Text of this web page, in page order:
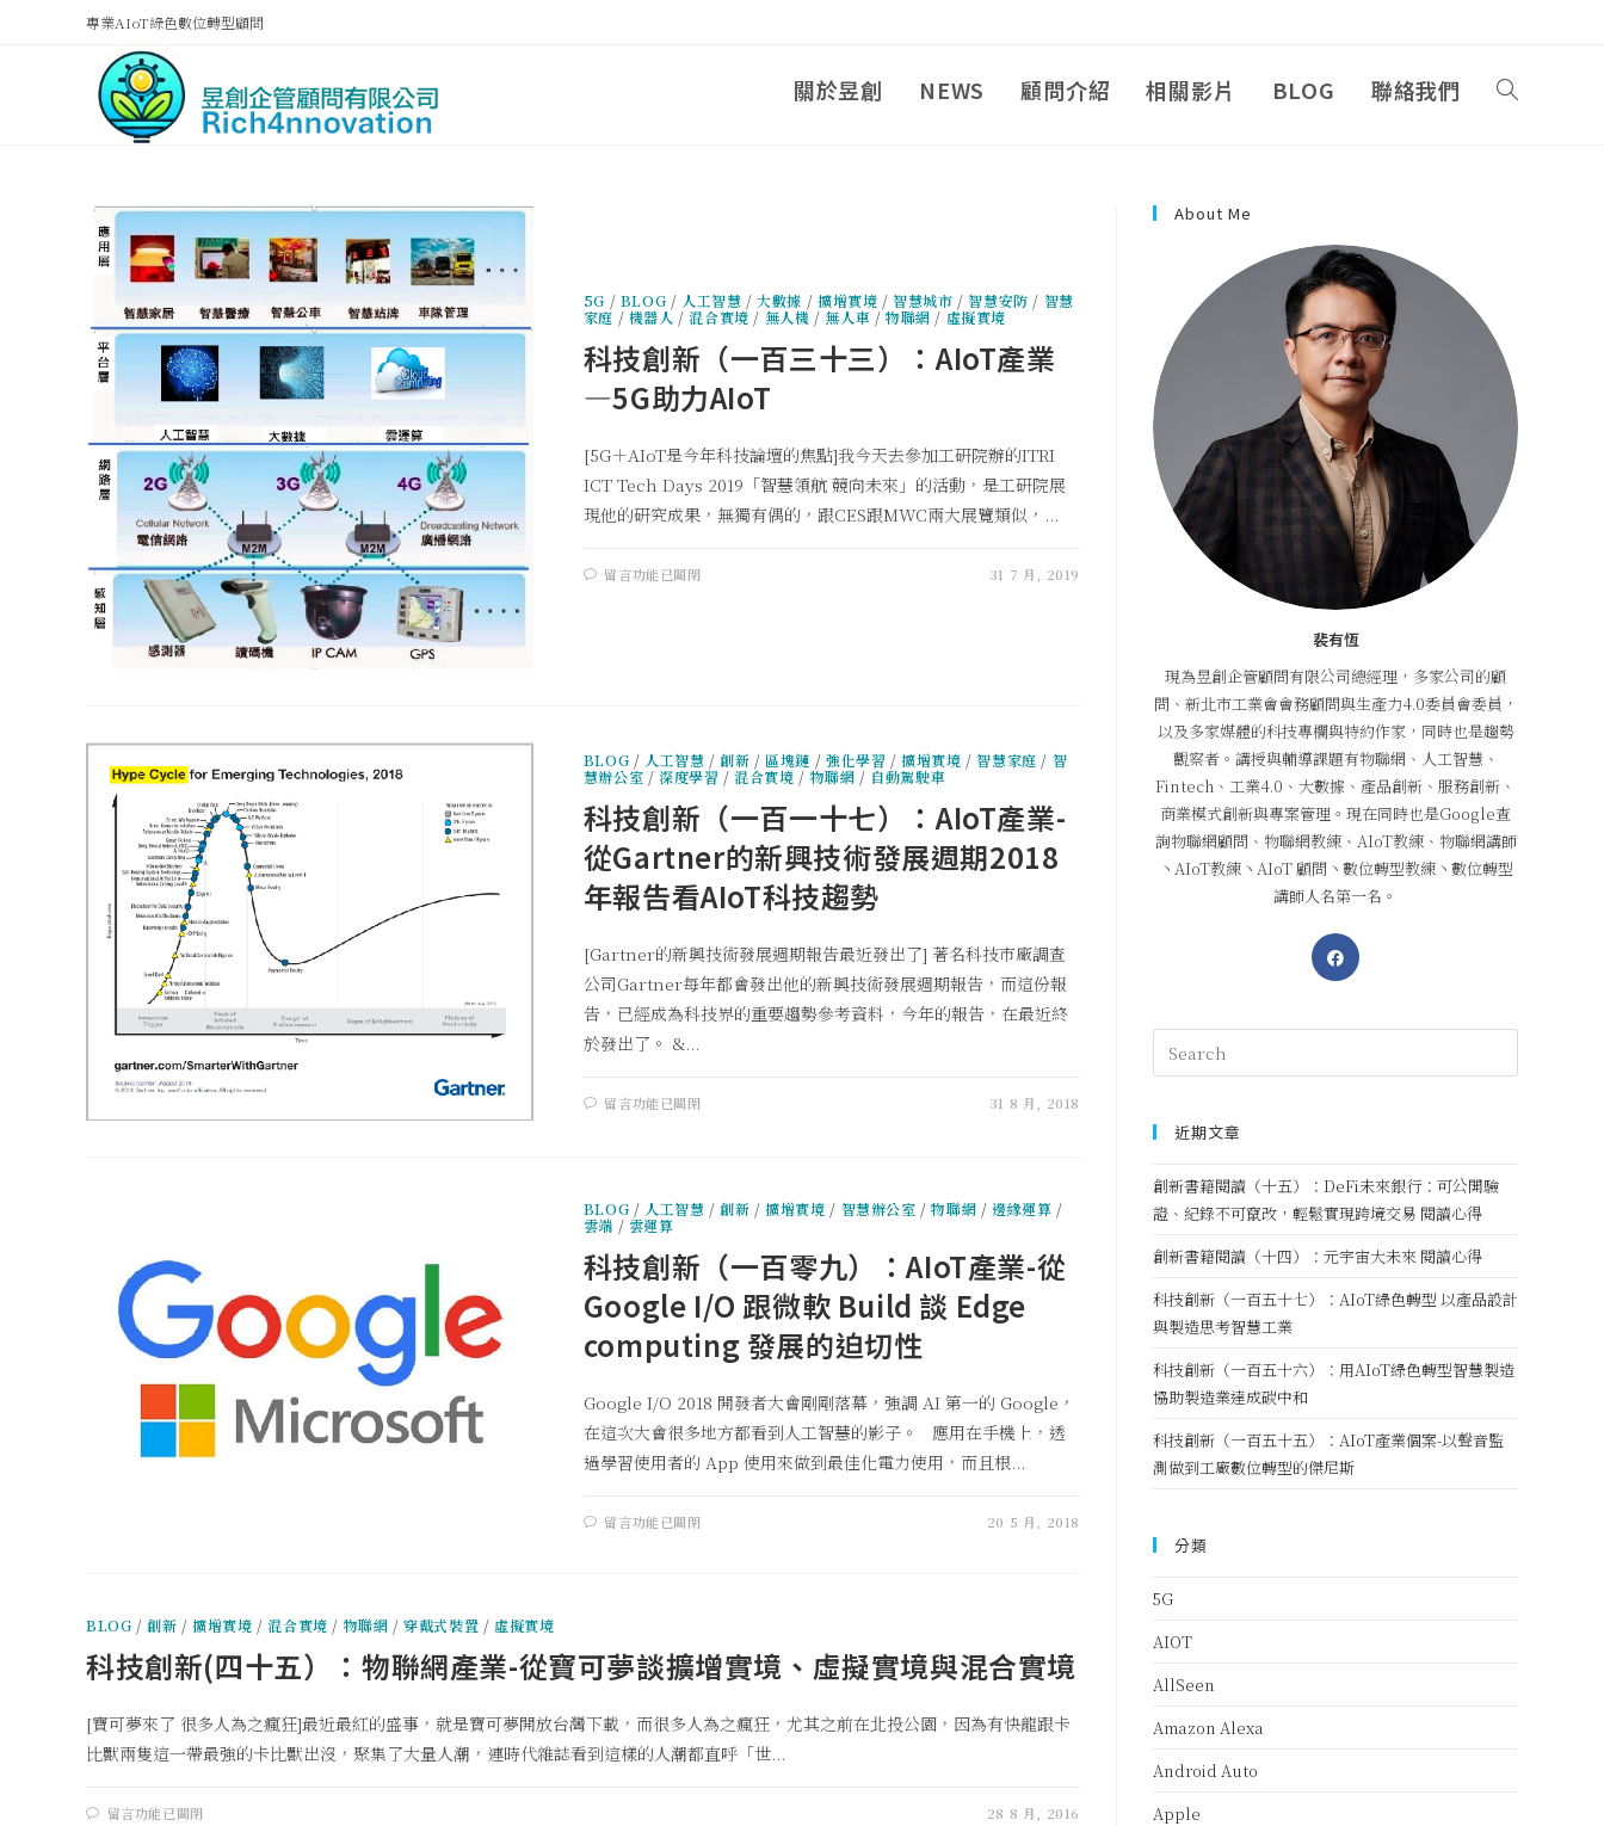
專業AIoT綠色數位轉型顧問
關於昱創 NEWS 顧問介紹 相關影片 BLOG 聯絡我們
5G / BLOG / 人工智慧 /大數據 / 擴增實境 /智慧城市 /智慧安防 / 智慧
家庭 / 機器人 /混合實境 / 無人機 / 無人車 /物聯網 / 虛擬實境
科技創新（一百三十三）：AIoT產業
—5G助力AIoT
[5G＋AIoT是今年科技論壇的焦點]我今天去參加工研院辦的ITRI
ICT Tech Days 2019「智慧領航 競向未來」的活動，是工研院展
現他的研究成果，無獨有偶的，跟CES跟MWC兩大展覽類似，...
留言功能已關閉 31 7 月, 2019
BLOG / 人工智慧 /創新 /區塊鏈 / 強化學習 /擴增實境 /智慧家庭 / 智
慧辦公室 / 深度學習 /混合實境 / 物聯網 / 自動駕駛車
科技創新（一百一十七）：AIoT產業-
從Gartner的新興技術發展週期2018
年報告看AIoT科技趨勢
[Gartner的新興技術發展週期報告最近發出了] 著名科技市廠調查
公司Gartner每年都會發出他的新興技術發展週期報告，而這份報
告，已經成為科技界的重要趨勢參考資料，今年的報告，在最近終
於發出了。 &...
留言功能已關閉 31 8 月, 2018
BLOG / 人工智慧 /創新 /擴增實境 / 智慧辦公室 /物聯網 / 邊緣運算 /
雲端 / 雲運算
科技創新（一百零九）：AIoT產業-從
Google I/O 跟微軟 Build 談 Edge
computing 發展的迫切性
Google I/O 2018 開發者大會剛剛落幕，強調 AI 第一的 Google，
在這次大會很多地方都看到人工智慧的影子。 應用在手機上，透
過學習使用者的 App 使用來做到最佳化電力使用，而且根...
留言功能已關閉 20 5 月, 2018
BLOG /創新 /擴增實境 /混合實境 / 物聯網 /穿戴式裝置 / 虛擬實境
科技創新(四十五）：物聯網產業-從寶可夢談擴增實境、虛擬實境與混合實境
[寶可夢來了 很多人為之瘋狂]最近最紅的盛事，就是寶可夢開放台灣下載，而很多人為之瘋狂，尤其之前在北投公園，因為有快龍跟卡
比獸兩隻這一帶最強的卡比獸出沒，聚集了大量人潮，連時代雜誌看到這樣的人潮都直呼「世...
留言功能已關閉 28 8 月, 2016
About Me
裴有恆
現為昱創企管顧問有限公司總經理，多家公司的顧
問、新北市工業會會務顧問與生產力4.0委員會委員，
以及多家媒體的科技專欄與特約作家，同時也是趨勢
觀察者。講授與輔導課題有物聯網、人工智慧、
Fintech、工業4.0、大數據、產品創新、服務創新、
商業模式創新與專案管理。現在同時也是Google查
詢物聯網顧問、物聯網教練、AIoT教練、物聯網講師
丶AIoT教練丶AIoT 顧問丶數位轉型教練丶數位轉型
講師人名第一名。
近期文章
創新書籍閱讀（十五）：DeFi未來銀行：可公開驗
證、紀錄不可竄改，輕鬆實現跨境交易 閱讀心得
創新書籍閱讀（十四）：元宇宙大未來 閱讀心得
科技創新（一百五十七）：AIoT綠色轉型 以產品設計
與製造思考智慧工業
科技創新（一百五十六）：用AIoT綠色轉型智慧製造
協助製造業達成碳中和
科技創新（一百五十五）：AIoT產業個案-以聲音監
測做到工廠數位轉型的傑尼斯
分類
5G
AIOT
AllSeen
Amazon Alexa
Android Auto
Apple